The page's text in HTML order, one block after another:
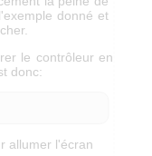
donné et
le contrôleur en
donc:
allumer l'écran